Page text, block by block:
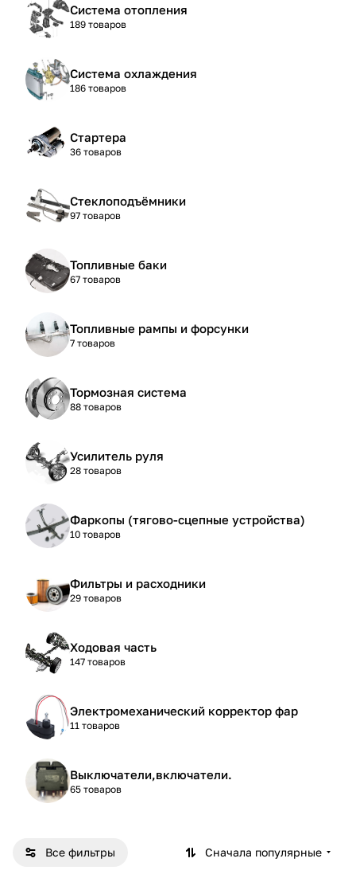
Система отопления
189 товаров
Система охлаждения
186 товаров
Стартера
36 товаров
Стеклоподъёмники
97 товаров
Топливные баки
67 товаров
Топливные рампы и форсунки
7 товаров
Тормозная система
88 товаров
Усилитель руля
28 товаров
Фаркопы (тягово-сцепные устройства)
10 товаров
Фильтры и расходники
29 товаров
Ходовая часть
147 товаров
Электромеханический корректор фар
11 товаров
Выключатели,включатели.
65 товаров
Все фильтры Сначала популярные